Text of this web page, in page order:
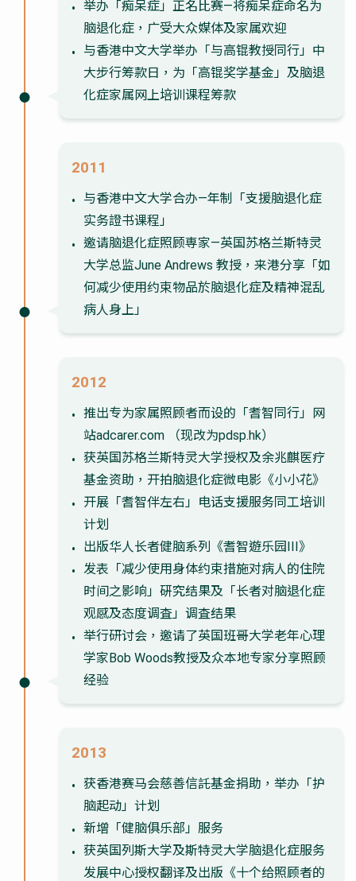
举办「痴呆症」正名比赛—将痴呆症命名为
脑退化症，广受大众媒体及家属欢迎
与香港中文大学举办「与高锟教授同行」中
大步行筹款日，为「高锟奖学基金」及脑退
化症家属网上培训课程筹款
2011
与香港中文大学合办—年制「支援脑退化症
实务證书课程」
邀请脑退化症照顾専家—英国苏格兰斯特灵
大学总监June Andrews 教授，来港分享「如
何减少使用约束物品於脑退化症及精神混乱
病人身上」
2012
推出专为家属照顾者而设的「耆智同行」网
站adcarer.com （现改为pdsp.hk）
获英国苏格兰斯特灵大学授权及余兆麒医疗
基金资助，开拍脑退化症微电影《小小花》
开展「耆智伴左右」电话支援服务同工培训
计划
出版华人长者健脑系列《耆智遊乐园III》
发表「减少使用身体约束措施对病人的住院
时间之影响」硏究结果及「长者对脑退化症
观感及态度调査」调査结果
举行研讨会，邀请了英国班哥大学老年心理
学家Bob Woods教授及众本地专家分享照顾
经验
2013
获香港赛马会慈善信託基金捐助，举办「护
脑起动」计划
新增「健脑俱乐部」服务
获英国列斯大学及斯特灵大学脑退化症服务
发展中心授权翻译及出版《十个给照顾者的